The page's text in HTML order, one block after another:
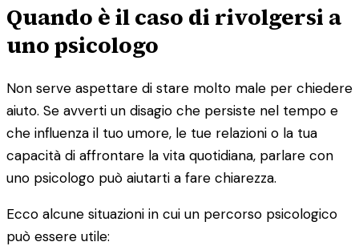
Quando è il caso di rivolgersi a
uno psicologo
Non serve aspettare di stare molto male per chiedere
aiuto. Se avverti un disagio che persiste nel tempo e
che influenza il tuo umore, le tue relazioni o la tua
capacità di affrontare la vita quotidiana, parlare con
uno psicologo può aiutarti a fare chiarezza.
Ecco alcune situazioni in cui un percorso psicologico
può essere utile: